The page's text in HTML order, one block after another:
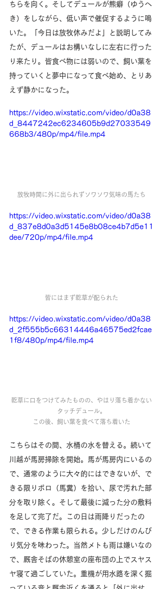
ちらを向く。そしてデュールが熊癖（ゆうへ
き）をしながら、低い声で催促するように鳴
いた。「今日は放牧休みだよ」と説明してみ
たが、デュールはお構いなしに左右に行った
り来たり。皆食べ物には弱いので、飼い葉を
持っていくと夢中になって食べ始め、とりあ
えず静かになった。
https://video.wixstatic.com/video/d0a38
d_8447242ec6234605b9d27033549
668b3/480p/mp4/file.mp4
放牧時間に外に出られずソワソワ気味の馬たち
https://video.wixstatic.com/video/d0a38
d_837e8d0a3d5145e8b08ce4b7d5e11
dee/720p/mp4/file.mp4
皆にはまず乾草が配られた
https://video.wixstatic.com/video/d0a38
d_2f555b5c66314446a46575ed2fcae
1f8/480p/mp4/file.mp4
乾草に口をつけてみたものの、やはり落ち着かない
タッチデュール。
この後、飼い葉を食べて落ち着いた
こちらはその間、水桶の水を替える。続いて
川越が馬房掃除を開始。馬が馬房内にいるの
で、通常のように大々的にはできないが、で
きる限りボロ（馬糞）を拾い、尿で汚れた部
分を取り除く。そして最後に減った分の敷料
を足して完了だ。この日は雨降りだったの
で、できる作業も限られる。少しだけのんび
り気分を味わった。当然メトも雨は嫌いなの
で、厩舎そばの休憩室の座布団の上でスヤス
ヤ寝て過ごしていた。重機が用水路を深く掘